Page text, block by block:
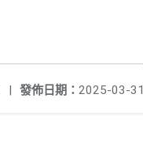
發佈日期： 2025-03-31
|